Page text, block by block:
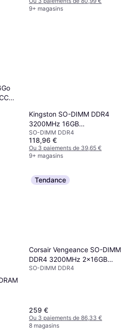
9+ magasins
Kingston SO-DIMM DDR4
3200MHz 16GB
(KCP432SS8/16)
SO-DIMM DDR4
118,96 €
Ou 3 paiements de 39,65 €
9+ magasins
Tendance
Corsair Vengeance SO-DIMM
DDR4 3200MHz 2x16GB
(CMSX32GX4M2A3200C22)
SO-DIMM DDR4
259 €
Ou 3 paiements de 86,33 €
8 magasins